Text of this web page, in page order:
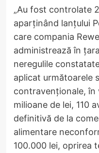
„Au fost controlate
aparținând lanțului
care compania
administrează în
neregulile
aplicat următoarele
contravenționale, în
milioane de lei, 110
definitivă de la
alimentare
100.000 lei, oprirea